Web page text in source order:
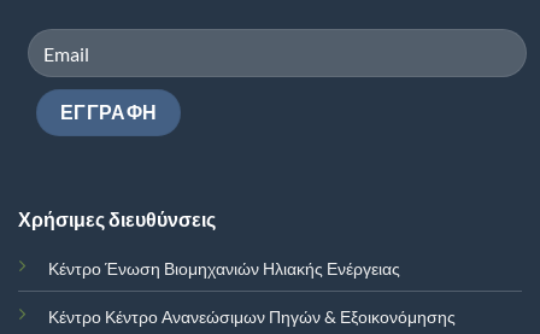
Χρήσιμες διευθύνσεις
Κέντρο Ένωση Βιομηχανιών Ηλιακής Ενέργειας
Κέντρο Κέντρο Ανανεώσιμων Πηγών & Εξοικονόμησης